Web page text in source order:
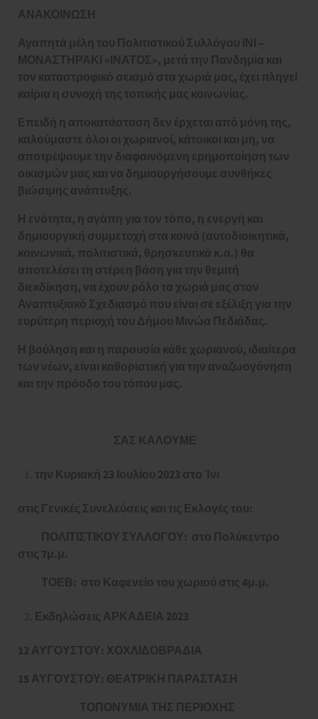
ΑΝΑΚΟΙΝΩΣΗ
Αγαπητά μέλη του Πολιτιστικού Συλλόγου ΙΝΙ –
ΜΟΝΑΣΤΗΡΑΚΙ «ΙΝΑΤΟΣ», μετά την Πανδημία και
τον καταστροφικό σεισμό στα χωριά μας, έχει πληγεί
καίρια η συνοχή της τοπικής μας κοινωνίας.
Επειδή η αποκατάσταση δεν έρχεται από μόνη της,
καλούμαστε όλοι οι χωριανοί, κάτοικοι και μη, να
αποτρέψουμε την διαφαινόμενη ερημοποίηση των
οικισμών μας και να δημιουργήσουμε συνθήκες
βιώσιμης ανάπτυξης.
Η ενότητα, η αγάπη για τον τόπο, η ενεργή και
δημιουργική συμμετοχή στα κοινά (αυτοδιοικητικά,
κοινωνικά, πολιτιστικά, θρησκευτικά κ.α.) θα
αποτελέσει τη στέρεη βάση για την θεμιτή
διεκδίκηση, να έχουν ρόλο τα χωριά μας στον
Αναπτυξιακό Σχεδιασμό που είναι σε εξέλιξη για την
ευρύτερη περιοχή του Δήμου Μινώα Πεδιάδας.
Η βούληση και η παρουσία κάθε χωριανού, ιδιαίτερα
των νέων, είναι καθοριστική για την αναζωογόνηση
και την πρόοδο του τόπου μας.
ΣΑΣ ΚΑΛΟΥΜΕ
την Κυριακή 23 Ιουλίου 2023 στο Ίνι
στις Γενικές Συνελεύσεις και τις Εκλογές του:
ΠΟΛΙΤΙΣΤΙΚΟΥ ΣΥΛΛΟΓΟΥ: στο Πολύκεντρο
στις 7μ.μ.
ΤΟΕΒ: στο Καφενείο του χωριού στις 4μ.μ.
Εκδηλώσεις ΑΡΚΑΔΕΙΑ 2023
12 ΑΥΓΟΥΣΤΟΥ: ΧΟΧΛΙΔΟΒΡΑΔΙΑ
15 ΑΥΓΟΥΣΤΟΥ: ΘΕΑΤΡΙΚΗ ΠΑΡΑΣΤΑΣΗ
ΤΟΠΟΝΥΜΙΑ ΤΗΣ ΠΕΡΙΟΧΗΣ